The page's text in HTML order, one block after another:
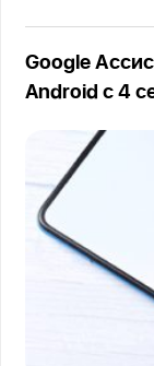
Google
Android с 4